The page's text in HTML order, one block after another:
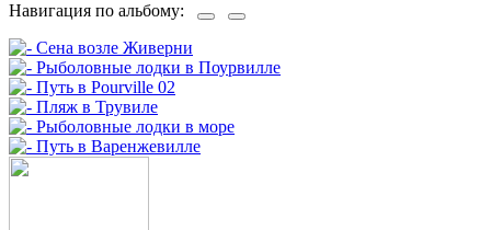
Навигация по альбому: